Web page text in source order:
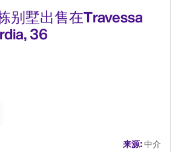
别墅出售在Travessa
36
来源:中介